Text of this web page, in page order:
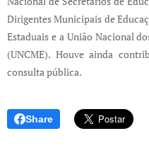
Dirigentes Municipais de
Estaduais e a União Nacional
(UNCME). Houve ainda
consulta pública.
Share